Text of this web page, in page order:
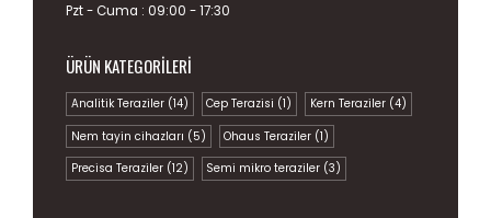
Pzt - Cuma : 09:00 - 17:30
ÜRÜN KATEGORILERI
Analitik Teraziler(14) Cep Terazisi (1) Kern Teraziler(4)
Nem tayin cihazları (5) Ohaus Teraziler (1)
Precisa Teraziler(12) Semi mikro teraziler (3)